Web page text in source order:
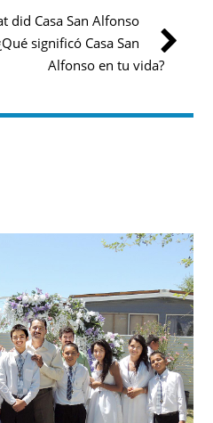
did Casa San Alfonso
significó Casa San
Alfonso en tu vida?